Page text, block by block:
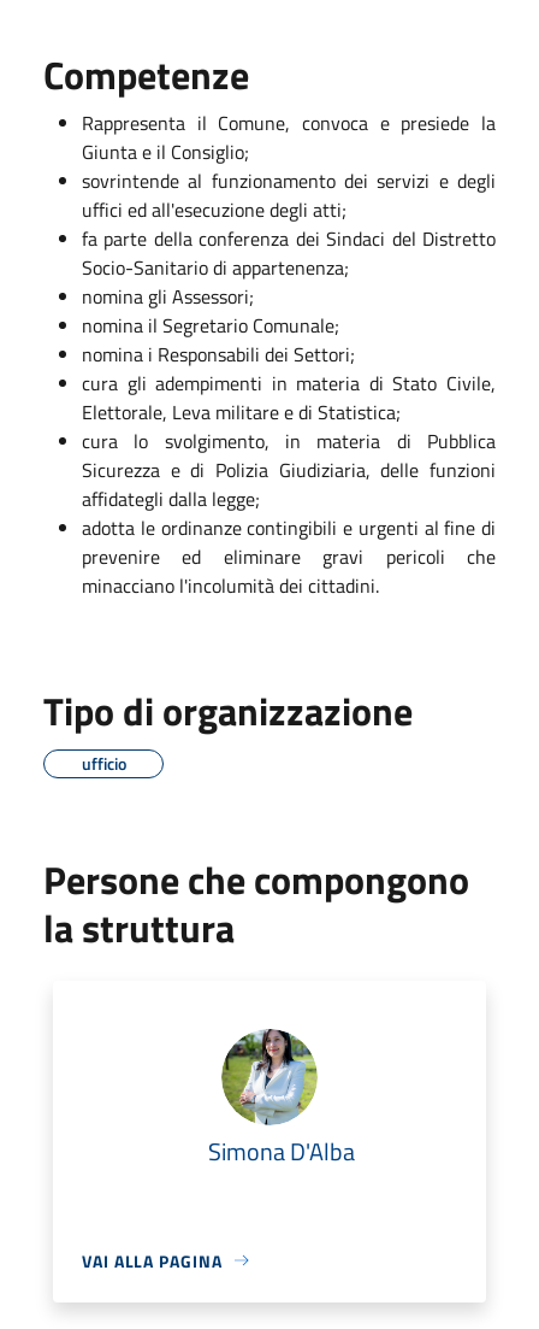
Competenze
Rappresenta il Comune, convoca e presiede la
Giunta e il Consiglio;
sovrintende al funzionamento dei servizi e degli
uffici ed all'esecuzione degli atti;
fa parte della conferenza dei Sindaci del Distretto
Socio-Sanitario di appartenenza;
nomina gli Assessori;
nomina il Segretario Comunale;
nomina i Responsabili dei Settori;
cura gli adempimenti in materia di Stato Civile,
Elettorale, Leva militare e di Statistica;
cura lo svolgimento, in materia di Pubblica
Sicurezza e di Polizia Giudiziaria, delle funzioni
affidategli dalla legge;
adotta le ordinanze contingibili e urgenti al fine di
prevenire ed eliminare gravi pericoli che
minacciano l'incolumità dei cittadini.
Tipo di organizzazione
ufficio
Persone che compongono
la struttura
Simona D'Alba
VAI ALLA PAGINA